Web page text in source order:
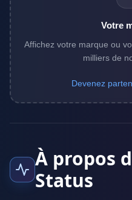
Votre
Affichez votre marque ou
milliers de
Devenez
À propos
Status